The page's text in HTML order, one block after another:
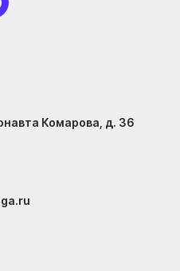
Комарова, д. 36